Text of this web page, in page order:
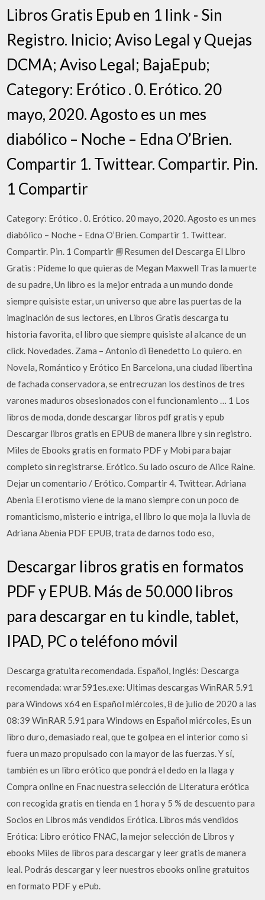
Libros Gratis Epub en 1 link - Sin
Registro. Inicio; Aviso Legal y Quejas
DCMA; Aviso Legal; BajaEpub;
Category: Erótico . 0. Erótico. 20
mayo, 2020. Agosto es un mes
diabólico – Noche – Edna O’Brien.
Compartir 1. Twittear. Compartir. Pin.
1 Compartir
Category: Erótico . 0. Erótico. 20 mayo, 2020. Agosto es un mes
diabólico – Noche – Edna O’Brien. Compartir 1. Twittear.
Compartir. Pin. 1 Compartir 📘Resumen del Descarga El Libro
Gratis : Pídeme lo que quieras de Megan Maxwell Tras la muerte
de su padre, Un libro es la mejor entrada a un mundo donde
siempre quisiste estar, un universo que abre las puertas de la
imaginación de sus lectores, en Libros Gratis descarga tu
historia favorita, el libro que siempre quisiste al alcance de un
click. Novedades. Zama – Antonio di Benedetto Lo quiero. en
Novela, Romántico y Erótico En Barcelona, una ciudad libertina
de fachada conservadora, se entrecruzan los destinos de tres
varones maduros obsesionados con el funcionamiento … 1 Los
libros de moda, donde descargar libros pdf gratis y epub
Descargar libros gratis en EPUB de manera libre y sin registro.
Miles de Ebooks gratis en formato PDF y Mobi para bajar
completo sin registrarse. Erótico. Su lado oscuro de Alice Raine.
Dejar un comentario / Erótico. Compartir 4. Twittear. Adriana
Abenia El erotismo viene de la mano siempre con un poco de
romanticismo, misterio e intriga, el libro lo que moja la lluvia de
Adriana Abenia PDF EPUB, trata de darnos todo eso,
Descargar libros gratis en formatos
PDF y EPUB. Más de 50.000 libros
para descargar en tu kindle, tablet,
IPAD, PC o teléfono móvil
Descarga gratuita recomendada. Español, Inglés: Descarga
recomendada: wrar591es.exe: Ultimas descargas WinRAR 5.91
para Windows x64 en Español miércoles, 8 de julio de 2020 a las
08:39 WinRAR 5.91 para Windows en Español miércoles, Es un
libro duro, demasiado real, que te golpea en el interior como si
fuera un mazo propulsado con la mayor de las fuerzas. Y sí,
también es un libro erótico que pondrá el dedo en la llaga y
Compra online en Fnac nuestra selección de Literatura erótica
con recogida gratis en tienda en 1 hora y 5 % de descuento para
Socios en Libros más vendidos Erótica. Libros más vendidos
Erótica: Libro erótico FNAC, la mejor selección de Libros y
ebooks Miles de libros para descargar y leer gratis de manera
leal. Podrás descargar y leer nuestros ebooks online gratuitos
en formato PDF y ePub.